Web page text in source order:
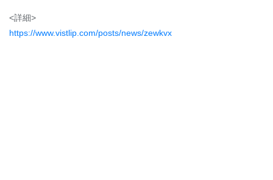
<詳細>
https://www.vistlip.com/posts/news/zewkvx